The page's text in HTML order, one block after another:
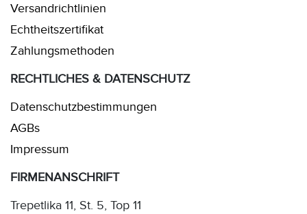
Versandrichtlinien
Echtheitszertifikat
Zahlungsmethoden
RECHTLICHES & DATENSCHUTZ
Datenschutzbestimmungen
AGBs
Impressum
FIRMENANSCHRIFT
Trepetlika 11, St. 5, Top 11